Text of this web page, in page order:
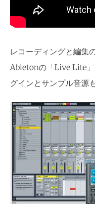
レコーディングと編集
Abletonの「Live Lite」
グインとサンプル音源